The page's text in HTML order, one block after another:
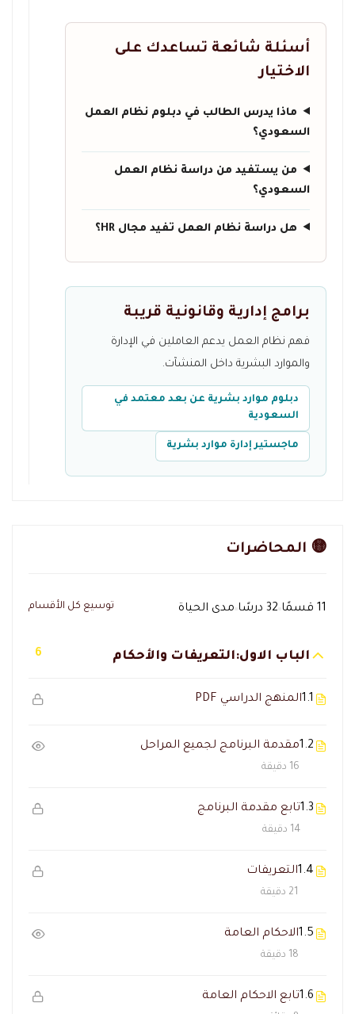
أسئلة شائعة تساعدك على
الاختيار
ماذا يدرس الطالب في دبلوم نظام العمل
السعودي؟
من يستفيد من دراسة نظام العمل
السعودي؟
هل دراسة نظام العمل تفيد مجال HR؟
برامج إدارية وقانونية قريبة
فهم نظام العمل يدعم العاملين في الإدارة
والموارد البشرية داخل المنشآت.
دبلوم موارد بشرية عن بعد معتمد في
السعودية
ماجستير إدارة موارد بشرية
🟡 المحاضرات
11 قسمًا 32 درسًا مدى الحياة توسيع كل الأقسام
الباب الاول:التعريفات والأحكام 6
1.1المنهج الدراسي PDF
1.2مقدمة البرنامج لجميع المراحل
16 دقيقة
1.3تابع مقدمة البرنامج
14 دقيقة
1.4التعريفات
21 دقيقة
1.5الاحكام العامة
18 دقيقة
1.6تابع الاحكام العامة